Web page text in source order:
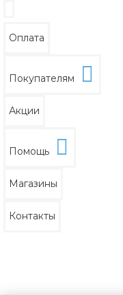
Оплата
Покупателям
Акции
Помощь
Магазины
Контакты